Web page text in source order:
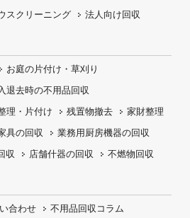
スクリーニング 法人向け回収
お庭の片付け・ 草刈り
退去時の不用品回収
理・片付け 残置物撤去
家財整理
具の回収 業務用厨房機器の回収
収 店舗什器の回収 不燃物回収
合わせ
不用品回収コラム